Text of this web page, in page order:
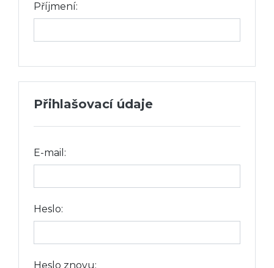
Příjmení:
Přihlašovací údaje
E-mail:
Heslo:
Heslo znovu: